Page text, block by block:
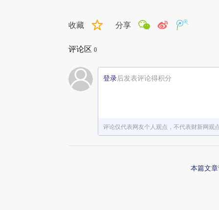
收藏 分享
评论区 0
登录后发表评论得积分
评论仅代表网友个人观点，不代表财新网观
本篇文